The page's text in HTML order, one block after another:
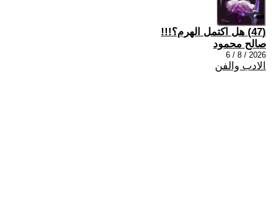
(47) هل اكتمل الهرم؟!!!
صالح محمود
2026 / 8 / 6
الادب والفن